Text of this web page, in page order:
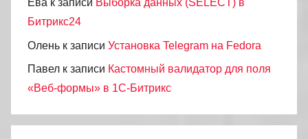
Ева к записи Выборка данных (SELECT) в
Битрикс24
Олень к записи Установка Telegram на Fedora
Павел к записи Кастомный валидатор для поля
«Веб-формы» в 1С-Битрикс